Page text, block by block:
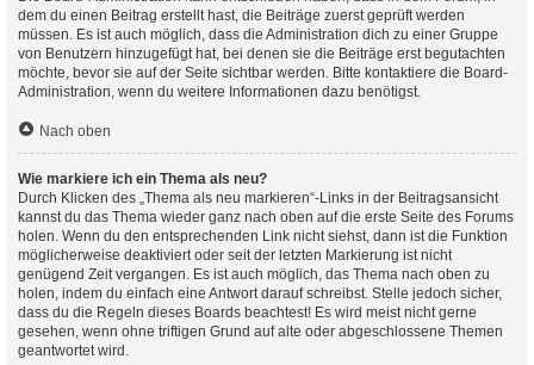
dem du einen Beitrag erstellt hast, die Beiträge zuerst geprüft werden
müssen. Es ist auch möglich, dass die Administration dich zu einer Gruppe
von Benutzern hinzugefügt hat, bei denen sie die Beiträge erst begutachten
möchte, bevor sie auf der Seite sichtbar werden. Bitte kontaktiere die Board-
Administration, wenn du weitere Informationen dazu benötigst.
Nach oben
Wie markiere ich ein Thema als neu?
Durch Klicken des „Thema als neu markieren“-Links in der Beitragsansicht
kannst du das Thema wieder ganz nach oben auf die erste Seite des Forums
holen. Wenn du den entsprechenden Link nicht siehst, dann ist die Funktion
möglicherweise deaktiviert oder seit der letzten Markierung ist nicht
genügend Zeit vergangen. Es ist auch möglich, das Thema nach oben zu
holen, indem du einfach eine Antwort darauf schreibst. Stelle jedoch sicher,
dass du die Regeln dieses Boards beachtest! Es wird meist nicht gerne
gesehen, wenn ohne triftigen Grund auf alte oder abgeschlossene Themen
geantwortet wird.